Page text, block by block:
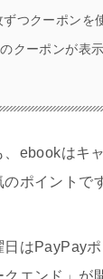
つクーポンを
クーポンが表
ebookはキ
ポイントで
はPayPay
クエンド」が